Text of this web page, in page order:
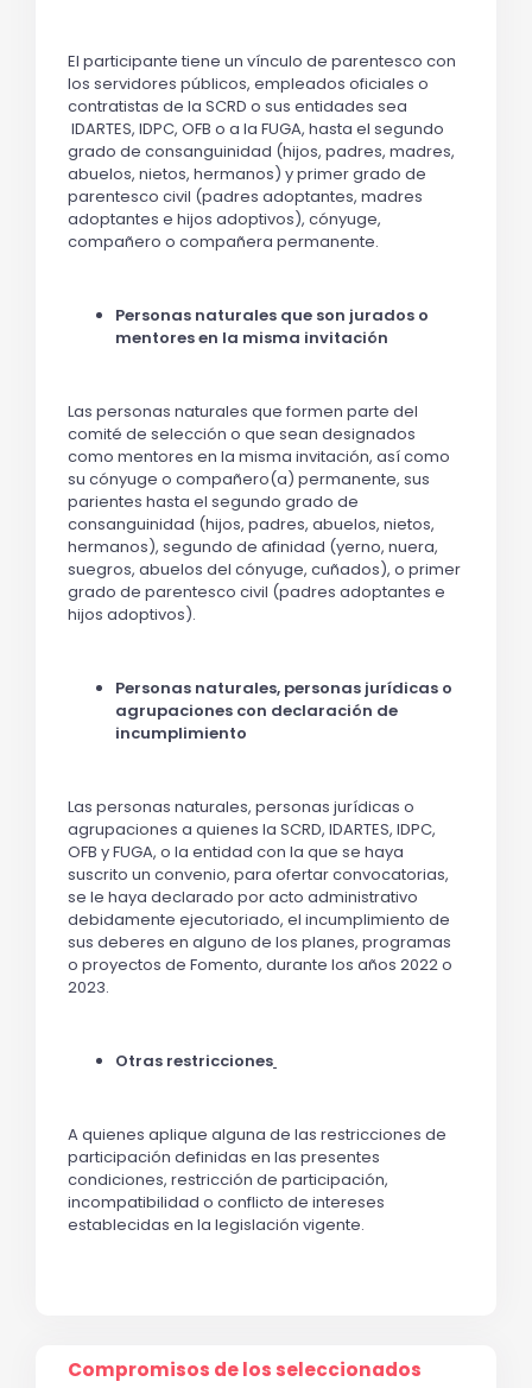
El participante tiene un vínculo de parentesco con
los servidores públicos, empleados oficiales o
contratistas de la SCRD o sus entidades sea
IDARTES, IDPC, OFB o a la FUGA, hasta el segundo
grado de consanguinidad (hijos, padres, madres,
abuelos, nietos, hermanos) y primer grado de
parentesco civil (padres adoptantes, madres
adoptantes e hijos adoptivos), cónyuge,
compañero o compañera permanente.
Personas naturales que son jurados o
mentores en la misma invitación
Las personas naturales que formen parte del
comité de selección o que sean designados
como mentores en la misma invitación, así como
su cónyuge o compañero(a) permanente, sus
parientes hasta el segundo grado de
consanguinidad (hijos, padres, abuelos, nietos,
hermanos), segundo de afinidad (yerno, nuera,
suegros, abuelos del cónyuge, cuñados), o primer
grado de parentesco civil (padres adoptantes e
hijos adoptivos).
Personas naturales, personas jurídicas o
agrupaciones con declaración de
incumplimiento
Las personas naturales, personas jurídicas o
agrupaciones a quienes la SCRD, IDARTES, IDPC,
OFB y FUGA, o la entidad con la que se haya
suscrito un convenio, para ofertar convocatorias,
se le haya declarado por acto administrativo
debidamente ejecutoriado, el incumplimiento de
sus deberes en alguno de los planes, programas
o proyectos de Fomento, durante los años 2022 o
2023.
Otras restricciones
A quienes aplique alguna de las restricciones de
participación definidas en las presentes
condiciones, restricción de participación,
incompatibilidad o conflicto de intereses
establecidas en la legislación vigente.
Compromisos de los seleccionados